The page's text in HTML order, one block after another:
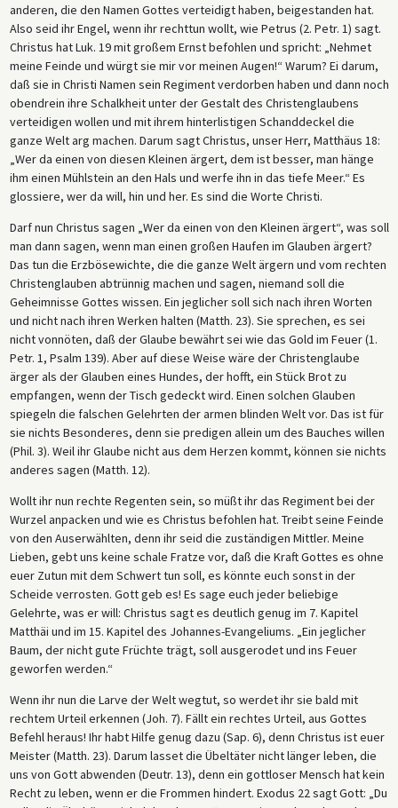
anderen, die den Namen Gottes verteidigt haben, beigestanden hat.
Also seid ihr Engel, wenn ihr rechttun wollt, wie Petrus (2. Petr. 1) sagt.
Christus hat Luk. 19 mit großem Ernst befohlen und spricht: „Nehmet
meine Feinde und würgt sie mir vor meinen Augen!“ Warum? Ei darum,
daß sie in Christi Namen sein Regiment verdorben haben und dann noch
obendrein ihre Schalkheit unter der Gestalt des Christenglaubens
verteidigen wollen und mit ihrem hinterlistigen Schanddeckel die
ganze Welt arg machen. Darum sagt Christus, unser Herr, Matthäus 18:
„Wer da einen von diesen Kleinen ärgert, dem ist besser, man hänge
ihm einen Mühlstein an den Hals und werfe ihn in das tiefe Meer.“ Es
glossiere, wer da will, hin und her. Es sind die Worte Christi.
Darf nun Christus sagen „Wer da einen von den Kleinen ärgert“, was soll
man dann sagen, wenn man einen großen Haufen im Glauben ärgert?
Das tun die Erzbösewichte, die die ganze Welt ärgern und vom rechten
Christenglauben abtrünnig machen und sagen, niemand soll die
Geheimnisse Gottes wissen. Ein jeglicher soll sich nach ihren Worten
und nicht nach ihren Werken halten (Matth. 23). Sie sprechen, es sei
nicht vonnöten, daß der Glaube bewährt sei wie das Gold im Feuer (1.
Petr. 1, Psalm 139). Aber auf diese Weise wäre der Christenglaube
ärger als der Glauben eines Hundes, der hofft, ein Stück Brot zu
empfangen, wenn der Tisch gedeckt wird. Einen solchen Glauben
spiegeln die falschen Gelehrten der armen blinden Welt vor. Das ist für
sie nichts Besonderes, denn sie predigen allein um des Bauches willen
(Phil. 3). Weil ihr Glaube nicht aus dem Herzen kommt, können sie nichts
anderes sagen (Matth. 12).
Wollt ihr nun rechte Regenten sein, so müßt ihr das Regiment bei der
Wurzel anpacken und wie es Christus befohlen hat. Treibt seine Feinde
von den Auserwählten, denn ihr seid die zuständigen Mittler. Meine
Lieben, gebt uns keine schale Fratze vor, daß die Kraft Gottes es ohne
euer Zutun mit dem Schwert tun soll, es könnte euch sonst in der
Scheide verrosten. Gott geb es! Es sage euch jeder beliebige
Gelehrte, was er will: Christus sagt es deutlich genug im 7. Kapitel
Matthäi und im 15. Kapitel des Johannes-Evangeliums. „Ein jeglicher
Baum, der nicht gute Früchte trägt, soll ausgerodet und ins Feuer
geworfen werden.“
Wenn ihr nun die Larve der Welt wegtut, so werdet ihr sie bald mit
rechtem Urteil erkennen (Joh. 7). Fällt ein rechtes Urteil, aus Gottes
Befehl heraus! Ihr habt Hilfe genug dazu (Sap. 6), denn Christus ist euer
Meister (Matth. 23). Darum lasset die Übeltäter nicht länger leben, die
uns von Gott abwenden (Deutr. 13), denn ein gottloser Mensch hat kein
Recht zu leben, wenn er die Frommen hindert. Exodus 22 sagt Gott: „Du